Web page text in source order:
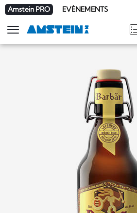
Amstein PRO EVÈNEMENTS
FRDEENIT
Afficher
la